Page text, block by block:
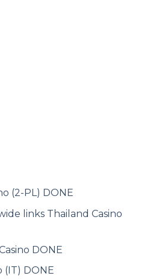
(2-PL) DONE
links Thailand Casino
DONE
(IT) DONE